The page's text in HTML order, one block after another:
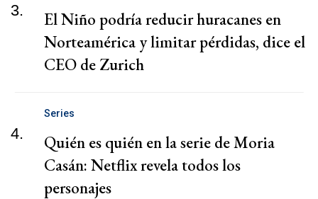
3.
El Niño podría reducir huracanes en
Norteamérica y limitar pérdidas, dice el
CEO de Zurich
4.
Series
Quién es quién en la serie de Moria
Casán: Netflix revela todos los
personajes